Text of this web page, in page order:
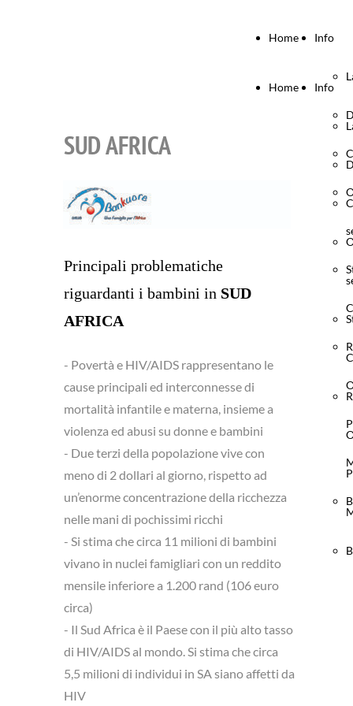
Home Info
Home Info
SUD AFRICA
Principali problematiche
riguardanti i bambini in SUD
AFRICA
- Povertà e HIV/AIDS rappresentano le
cause principali ed interconnesse di
mortalità infantile e materna, insieme a
violenza ed abusi su donne e bambini
- Due terzi della popolazione vive con
meno di 2 dollari al giorno, rispetto ad
un’enorme concentrazione della ricchezza
nelle mani di pochissimi ricchi
- Si stima che circa 11 milioni di bambini
vivano in nuclei famigliari con un reddito
mensile inferiore a 1.200 rand (106 euro
circa)
- Il Sud Africa è il Paese con il più alto tasso
di HIV/AIDS al mondo. Si stima che circa
5,5 milioni di individui in SA siano affetti da
HIV